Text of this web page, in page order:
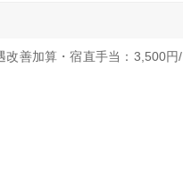
善加算・宿直手当：3,500円/